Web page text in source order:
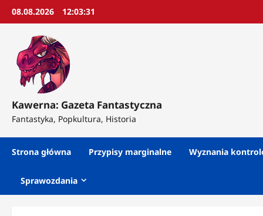
Przejdź
08.08.2026 12:03:33
Kawerna: Gazeta Fantastyczna
Fantastyka, Popkultura, Historia
Strona główna Przypisy marginalne Wyznania
Sprawozdania